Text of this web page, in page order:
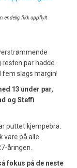
endelig fikk oppflylt
resten par hadde
fem slags margin!
13 under par,
og Steffi
puttet kjempebra.
vare på alle
åringen.
fokus på de neste